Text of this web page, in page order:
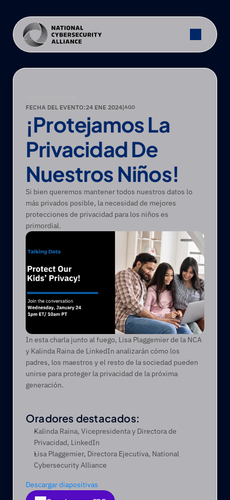
FECHA DEL EVENTO:24 ENE 2024|AGO
¡Protejamos La
Privacidad De
Nuestros Niños!
Si bien queremos mantener todos nuestros datos lo
más privados posible, la necesidad de mejores
protecciones de privacidad para los niños es
primordial.
In esta charla junto al fuego, Lisa Plaggemier de la NCA
y Kalinda Raina de LinkedIn analizarán cómo los
padres, los maestros y el resto de la sociedad pueden
unirse para proteger la privacidad de la próxima
generación.
Oradores destacados:
Kalinda Raina, Vicepresidenta y Directora de
Privacidad, LinkedIn
Lisa Plaggemier, Directora Ejecutiva, National
Cybersecurity Alliance
Descargar diapositivas